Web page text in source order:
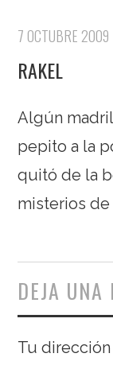
7 OCTUBRE 2009
RAKEL
Algún
pepito a la
quitó de la
misterios de
DEJA UNA
Tu